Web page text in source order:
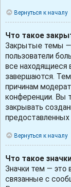
Вернуться к началу
Что такое
Закрытые темы —
пользователи
все находящиеся
завершаются.
причинам
конференции. Вы
закрывать
Вернуться к началу
Что такое
Значки тем — это
связанные с